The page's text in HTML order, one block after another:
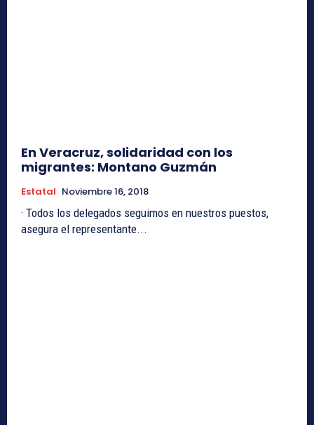
En Veracruz, solidaridad con los
migrantes: Montano Guzmán
Estatal Noviembre 16, 2018
· Todos los delegados seguimos en nuestros puestos,
asegura el representante...